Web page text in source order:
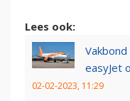
Lees ook:
easyJet
02-02-2023, 11:29